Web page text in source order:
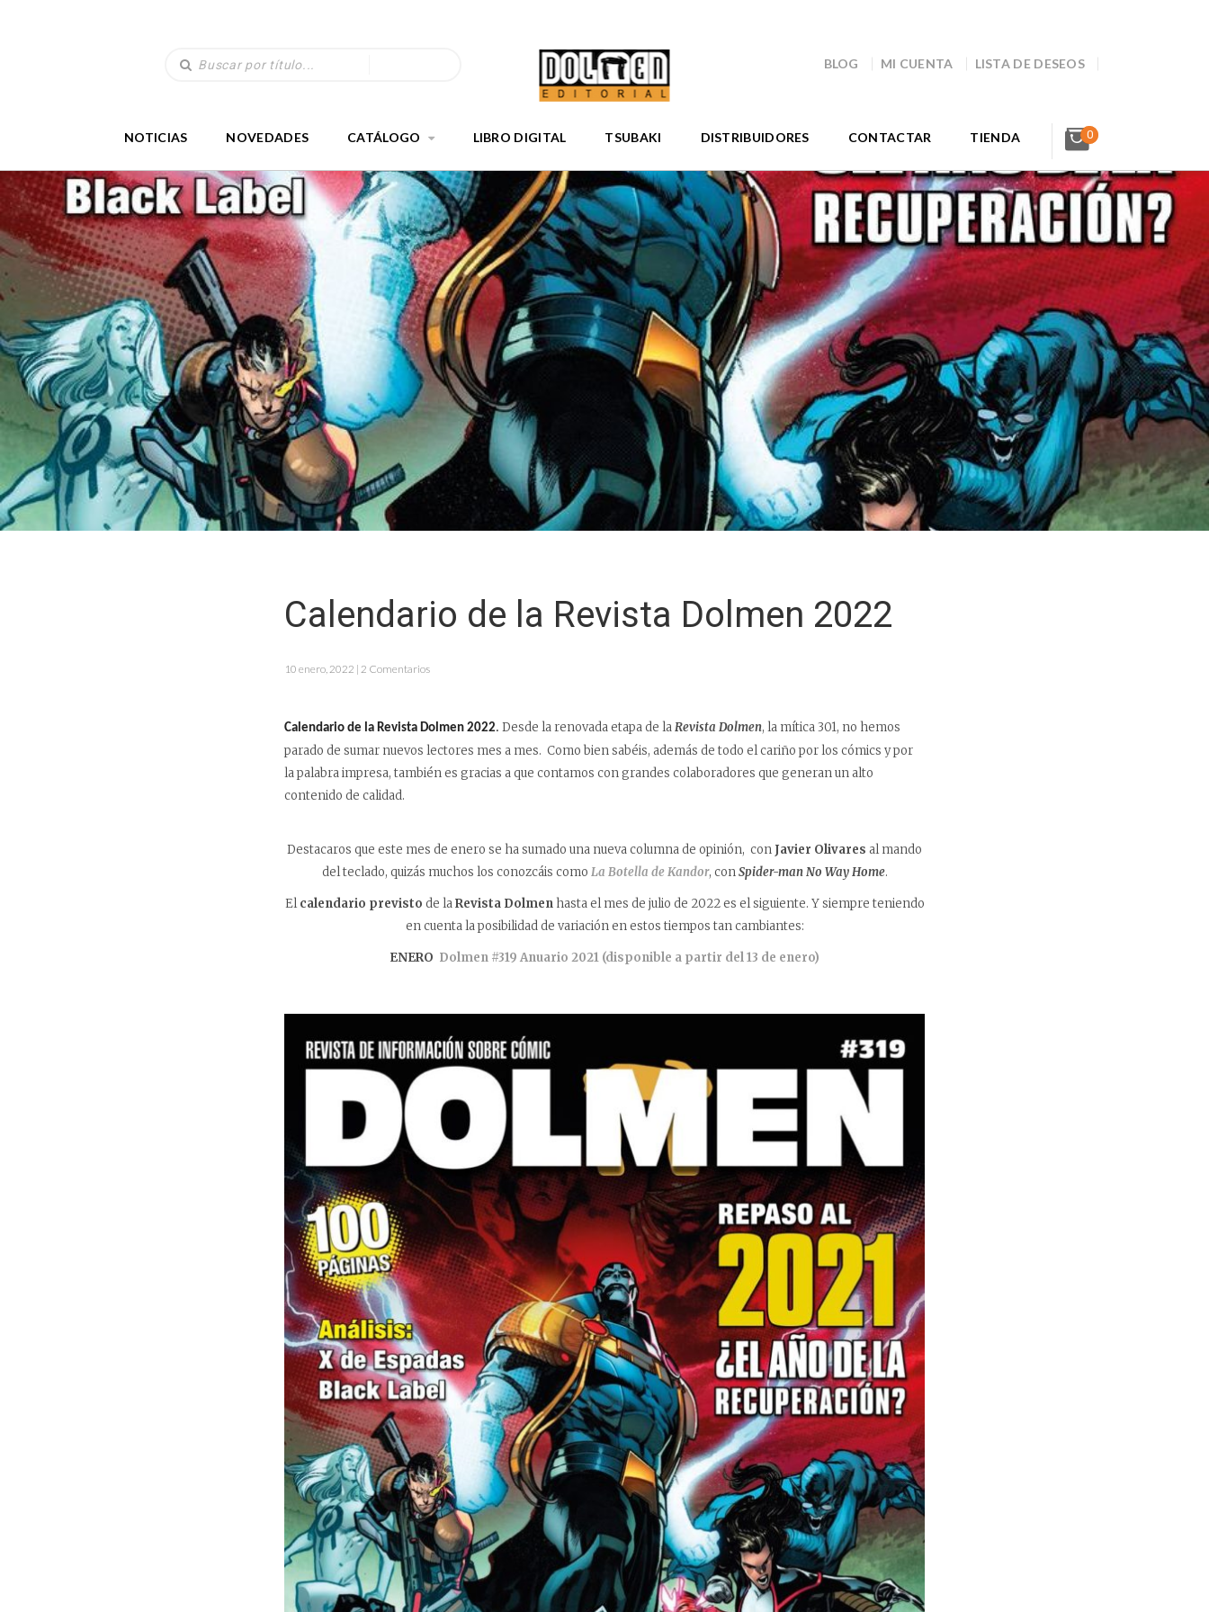
BLOG MI CUENTA LISTA DE DESEOS
NOTICIAS NOVEDADES CATÁLOGO LIBRO DIGITAL TSUBAKI DISTRIBUIDORES CONTACTAR TIENDA 0
Calendario de la Revista Dolmen 2022
10 enero, 2022 | 2 Comentarios
Calendario de la Revista Dolmen 2022. Desde la renovada etapa de laRevista Dolmen, la mítica 301, no hemos
parado de sumar nuevos lectores mes a mes. Como bien sabéis, además de todo el cariño por los cómics y por
la palabra impresa, también es gracias a que contamos con grandes colaboradores que generan un alto
contenido de calidad.
Destacaros que este mes de enero se ha sumado una nueva columna de opinión, con Javier Olivares al mando
del teclado, quizás muchos los conozcáis como La Botella de Kandor, conSpider-man No Way Home.
Elcalendario previsto de laRevista Dolmenhasta el mes de julio de 2022 es el siguiente. Y siempre teniendo
en cuenta la posibilidad de variación en estos tiempos tan cambiantes:
ENERO Dolmen #319 Anuario 2021 (disponible a partir del 13 de enero)